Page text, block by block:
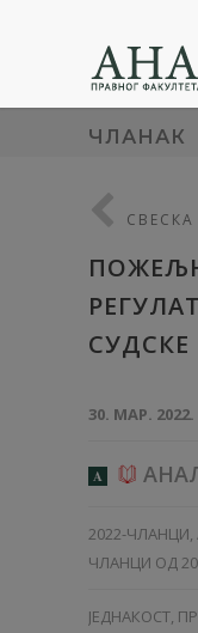
ЧЛАНАК
СВЕСКА
30. МАР. 2022.
A
2022-ЧЛАНЦИ,
ЧЛАНЦИ ОД
ЈЕДНАКОСТ,